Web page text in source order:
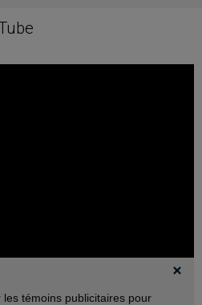
témoins publicitaires pour